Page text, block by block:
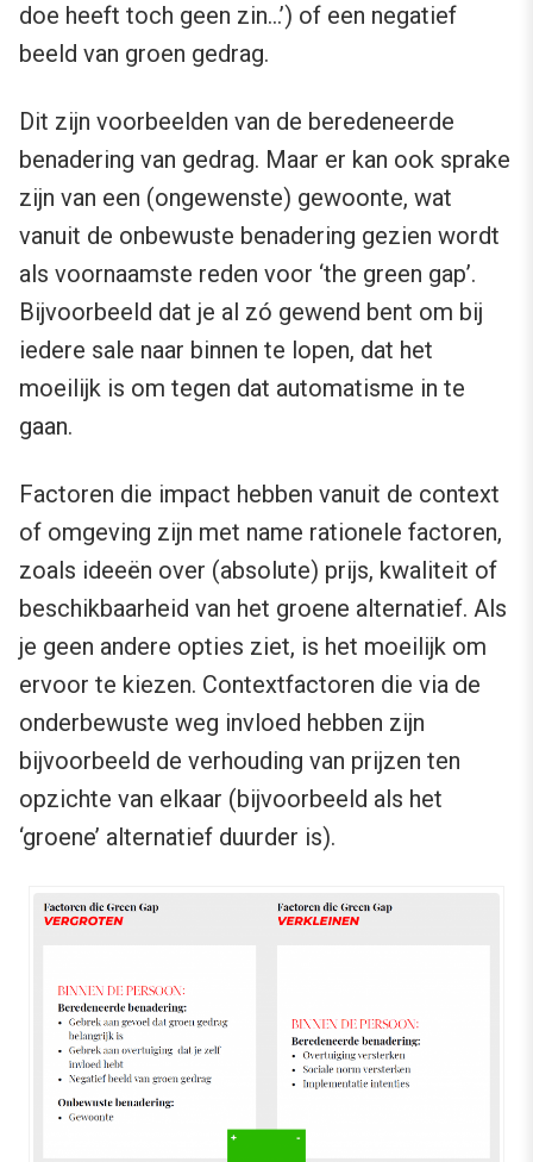
doe heeft toch geen zin…’) of een negatief
beeld van groen gedrag.
Dit zijn voorbeelden van de beredeneerde
benadering van gedrag. Maar er kan ook sprake
zijn van een (ongewenste) gewoonte, wat
vanuit de onbewuste benadering gezien wordt
als voornaamste reden voor ‘the green gap’.
Bijvoorbeeld dat je al zó gewend bent om bij
iedere sale naar binnen te lopen, dat het
moeilijk is om tegen dat automatisme in te
gaan.
Factoren die impact hebben vanuit de context
of omgeving zijn met name rationele factoren,
zoals ideeën over (absolute) prijs, kwaliteit of
beschikbaarheid van het groene alternatief. Als
je geen andere opties ziet, is het moeilijk om
ervoor te kiezen. Contextfactoren die via de
onderbewuste weg invloed hebben zijn
bijvoorbeeld de verhouding van prijzen ten
opzichte van elkaar (bijvoorbeeld als het
‘groene’ alternatief duurder is).